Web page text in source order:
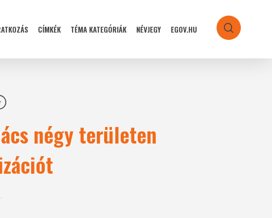
CÍMKÉK TÉMA KATEGÓRIÁK NÉVJEGY EGOV.HU search
négy területen